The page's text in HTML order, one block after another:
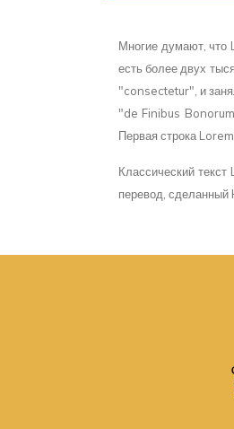
Многие думают, что
есть более двух
"consectetur", и
"de Finibus
Первая строка
Классический
перевод, сделанный